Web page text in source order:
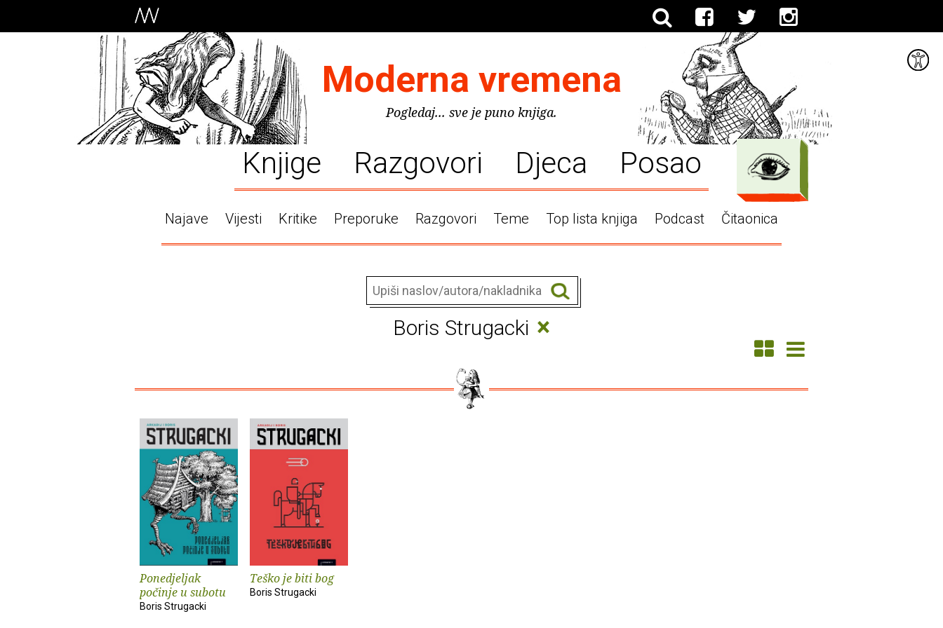
Moderna vremena
Pogledaj... sve je puno knjiga.
Knjige Razgovori Djeca Posao
Najave Vijesti Kritike Preporuke Razgovori Teme Top lista knjiga Podcast Čitaonica
Boris Strugacki ×
Ponedjeljak
počinje u subotu
Boris Strugacki
Teško je biti bog
Boris Strugacki